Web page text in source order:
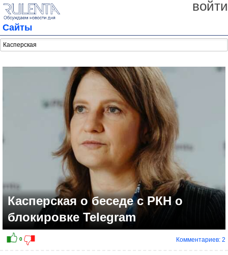
войти
Сайты
Касперская о беседе с РКН о
блокировке Telegram
Комментариев: 2